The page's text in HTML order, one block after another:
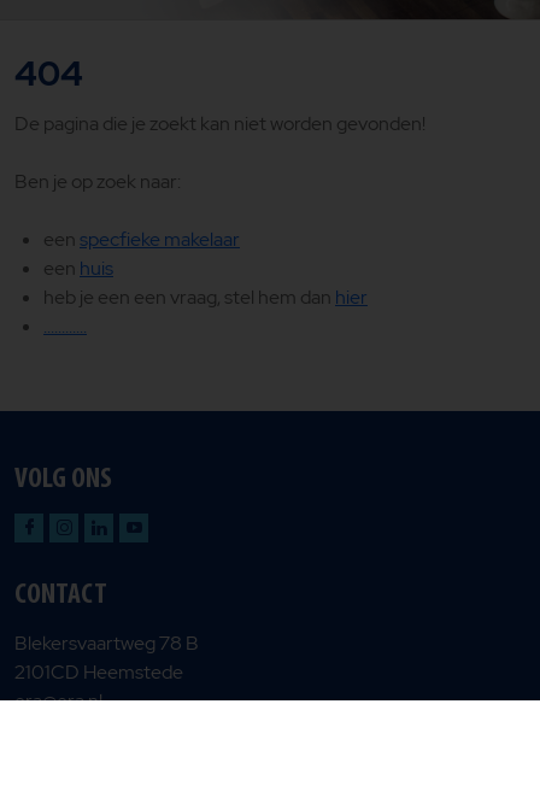
404
De pagina die je zoekt kan niet worden gevonden!
Ben je op zoek naar:
eenspecfieke makelaar
een huis
heb je een een vraag, stel hem dan hier
............
VOLG ONS
CONTACT
Blekersvaartweg 78 B
2101CD Heemstede
era@era.nl